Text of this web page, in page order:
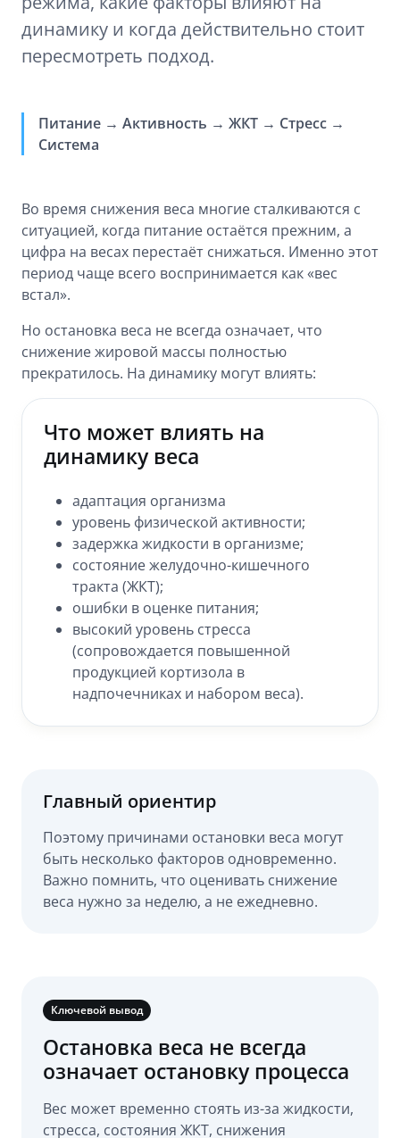
динамику и когда действительно стоит
пересмотреть подход.
Питание → Активность → ЖКТ → Стресс →
Система
Во время снижения веса многие сталкиваются с
ситуацией, когда питание остаётся прежним, а
цифра на весах перестаёт снижаться. Именно этот
период чаще всего воспринимается как «вес
встал».
Но остановка веса не всегда означает, что
снижение жировой массы полностью
прекратилось. На динамику могут влиять:
Что может влиять на
динамику веса
адаптация организма
уровень физической активности;
задержка жидкости в организме;
состояние желудочно-кишечного
тракта (ЖКТ);
ошибки в оценке питания;
высокий уровень стресса
(сопровождается повышенной
продукцией кортизола в
надпочечниках и набором веса).
Главный ориентир
Поэтому причинами остановки веса могут
быть несколько факторов одновременно.
Важно помнить, что оценивать снижение
веса нужно за неделю, а не ежедневно.
Ключевой вывод
Остановка веса не всегда
означает остановку процесса
Вес может временно стоять из-за жидкости,
стресса, состояния ЖКТ, снижения